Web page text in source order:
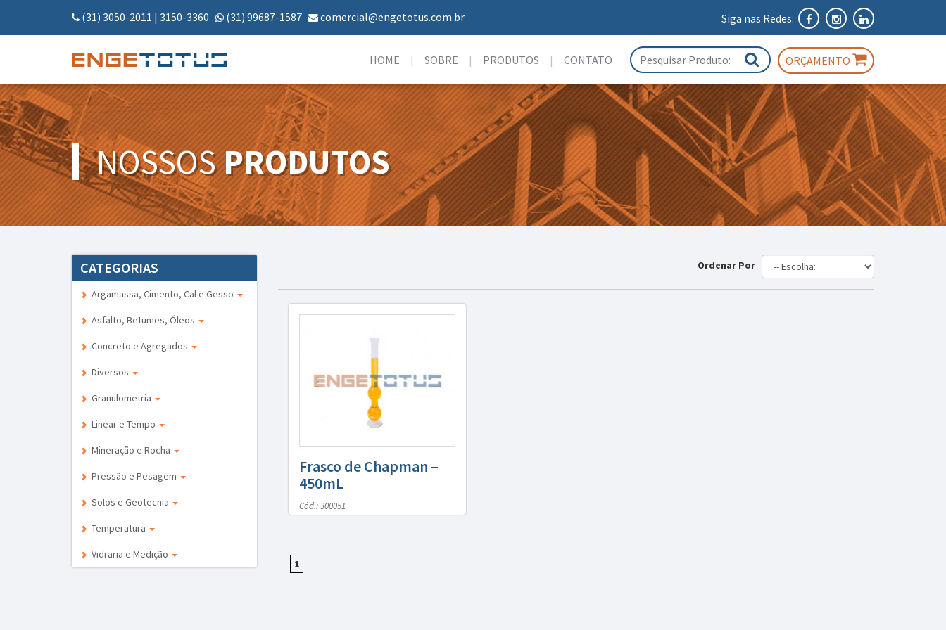
(31) 3050-2011 | 3150-3360 (31) 99687-1587 comercial@engetotus.com.br Siga nas Redes:
HOME SOBRE PRODUTOS CONTATO ORÇAMENTO
NOSSOSPRODUTOS
CATEGORIAS
Argamassa, Cimento, Cal e Gesso
Asfalto, Betumes, Óleos
Concreto e Agregados
Diversos
Granulometria
Linear e Tempo
Mineração e Rocha
Pressão e Pesagem
Solos e Geotecnia
Temperatura
Vidraria e Medição
Ordenar Por
Frasco de Chapman –
450mL
Cód.: 300051
1